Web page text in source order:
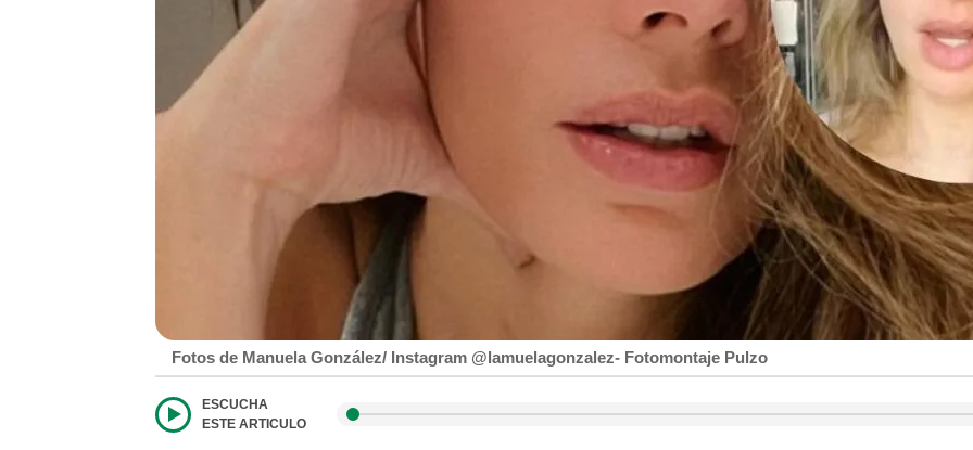
Fotos de Manuela González/ Instagram @lamuelagonzalez- Fotomontaje Pulzo
ESCUCHA
ESTE ARTICULO